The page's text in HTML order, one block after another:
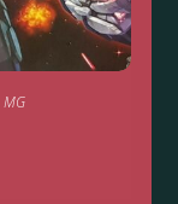
MG